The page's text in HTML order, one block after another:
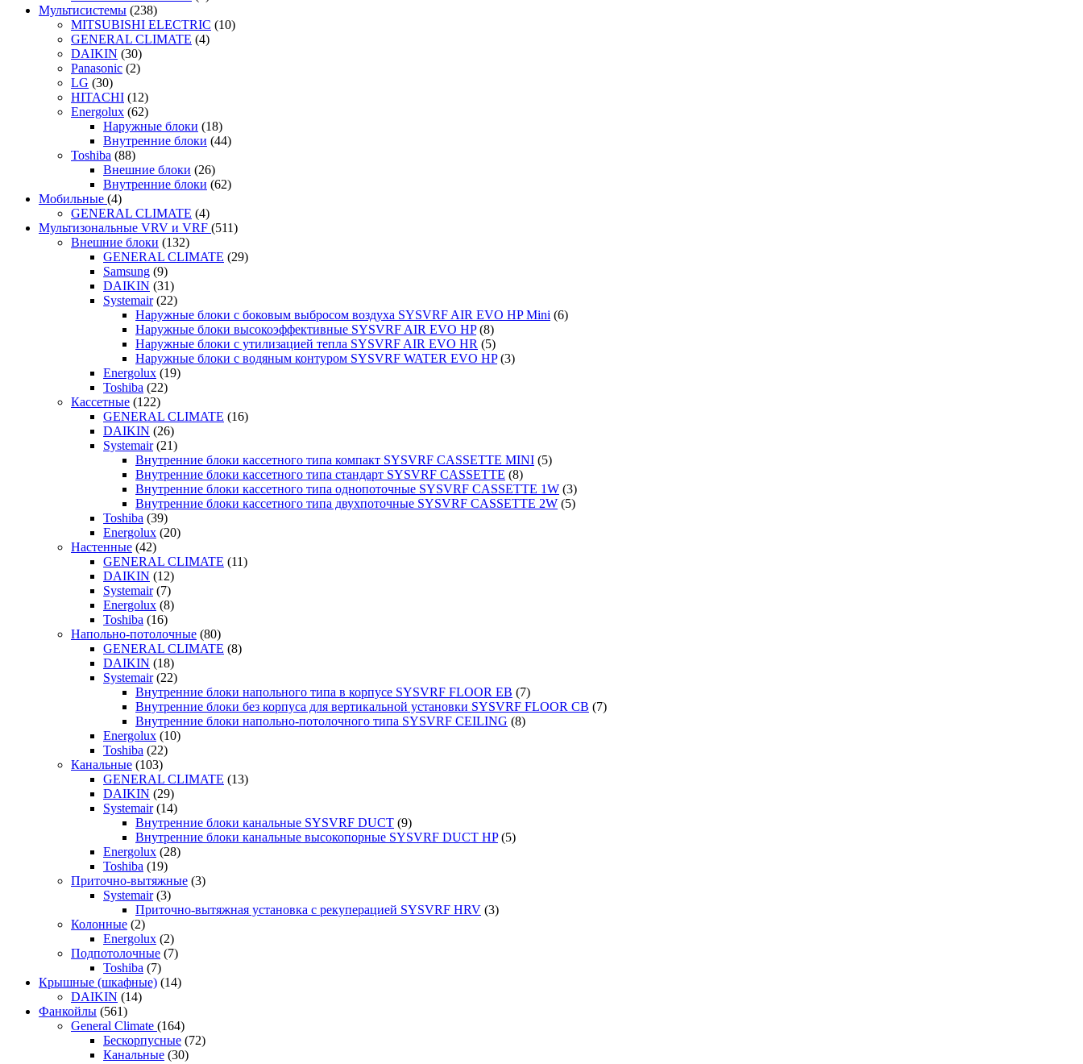
Мультисистемы (238)
MITSUBISHI ELECTRIC (10)
GENERAL CLIMATE (4)
DAIKIN (30)
Panasonic (2)
LG (30)
HITACHI (12)
Energolux (62)
Наружные блоки (18)
Внутренние блоки (44)
Toshiba (88)
Внешние блоки (26)
Внутренние блоки (62)
Мобильные (4)
GENERAL CLIMATE (4)
Мультизональные VRV и VRF (511)
Внешние блоки (132)
GENERAL CLIMATE (29)
Samsung (9)
DAIKIN (31)
Systemair (22)
Наружные блоки с боковым выбросом воздуха SYSVRF AIR EVO HP Mini (6)
Наружные блоки высокоэффективные SYSVRF AIR EVO HP (8)
Наружные блоки с утилизацией тепла SYSVRF AIR EVO HR (5)
Наружные блоки с водяным контуром SYSVRF WATER EVO HP (3)
Energolux (19)
Toshiba (22)
Кассетные (122)
GENERAL CLIMATE (16)
DAIKIN (26)
Systemair (21)
Внутренние блоки кассетного типа компакт SYSVRF CASSETTE MINI (5)
Внутренние блоки кассетного типа стандарт SYSVRF CASSETTE (8)
Внутренние блоки кассетного типа однопоточные SYSVRF CASSETTE 1W (3)
Внутренние блоки кассетного типа двухпоточные SYSVRF CASSETTE 2W (5)
Toshiba (39)
Energolux (20)
Настенные (42)
GENERAL CLIMATE (11)
DAIKIN (12)
Systemair (7)
Energolux (8)
Toshiba (16)
Напольно-потолочные (80)
GENERAL CLIMATE (8)
DAIKIN (18)
Systemair (22)
Внутренние блоки напольного типа в корпусе SYSVRF FLOOR EB (7)
Внутренние блоки без корпуса для вертикальной установки SYSVRF FLOOR CB (7)
Внутренние блоки напольно-потолочного типа SYSVRF CEILING (8)
Energolux (10)
Toshiba (22)
Канальные (103)
GENERAL CLIMATE (13)
DAIKIN (29)
Systemair (14)
Внутренние блоки канальные SYSVRF DUCT (9)
Внутренние блоки канальные высокопорные SYSVRF DUCT HP (5)
Energolux (28)
Toshiba (19)
Приточно-вытяжные (3)
Systemair (3)
Приточно-вытяжная установка с рекуперацией SYSVRF HRV (3)
Колонные (2)
Energolux (2)
Подпотолочные (7)
Toshiba (7)
Крышные (шкафные) (14)
DAIKIN (14)
Фанкойлы (561)
General Climate (164)
Бескорпусные (72)
Канальные (30)